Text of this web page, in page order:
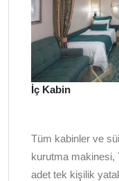
İç Kabin
Tüm kabinler ve
kurutma makinesi,
adet tek kişilik